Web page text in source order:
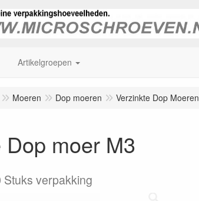
Artikelgroepen
Moeren Dop moeren Verzinkte Dop Moeren
Dop moer M3
Stuks verpakking